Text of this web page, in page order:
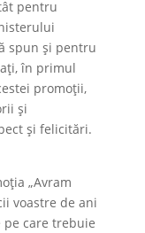
pentru
spun și pentru
în primul
promoții,
și
și felicitări.
„Avram
voastre de ani
pe care trebuie